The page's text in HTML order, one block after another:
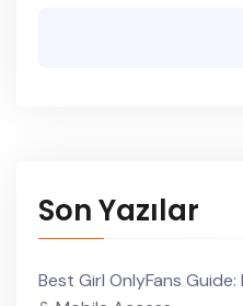
Son Yazılar
Best Girl OnlyFans